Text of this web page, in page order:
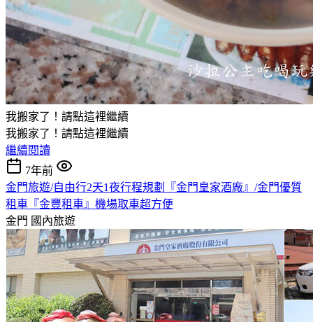
我搬家了！請點這裡繼續
我搬家了！請點這裡繼續
繼續閱讀
7年前
金門旅遊/自由行2天1夜行程規劃『金門皇家酒廠』/金門優質
租車『金豐租車』機場取車超方便
金門 國內旅遊